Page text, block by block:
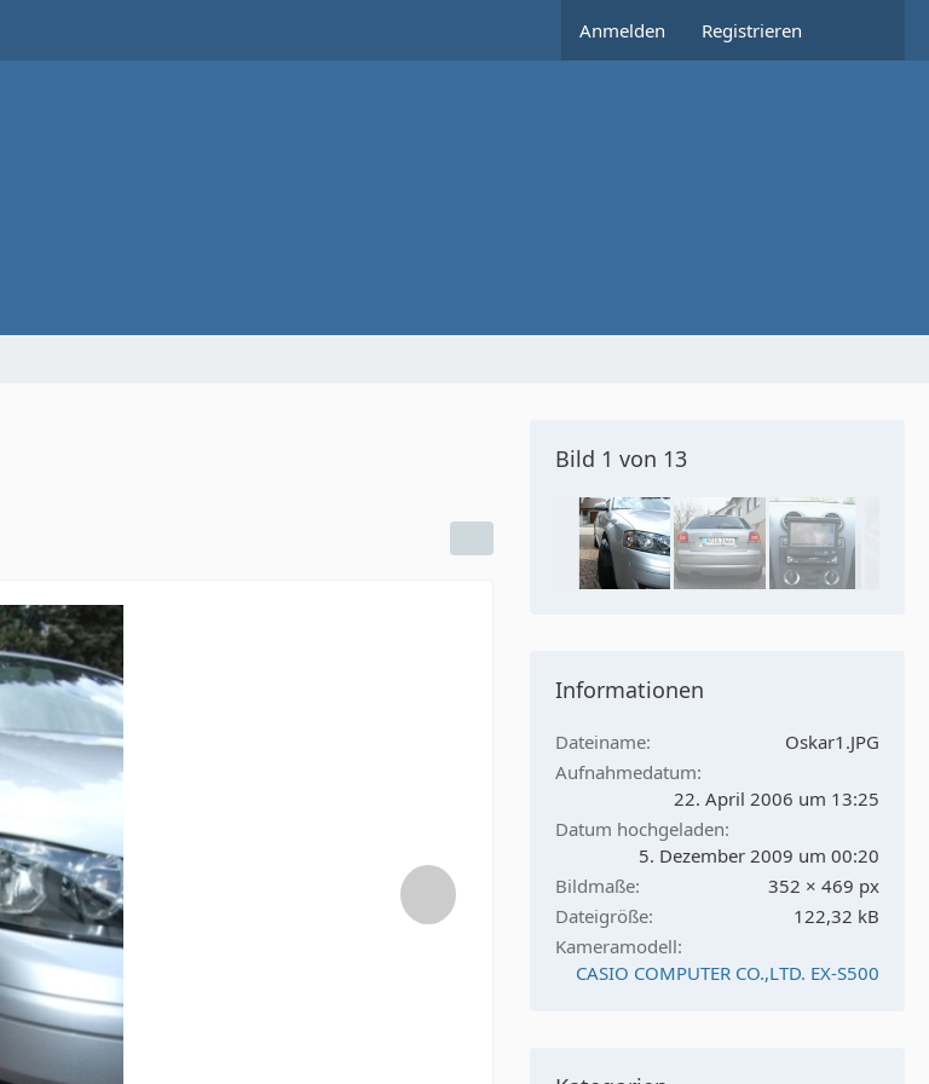
Anmelden Registrieren
Bild 1 von 13
Informationen
Dateiname
Oskar1.JPG
Aufnahmedatum
22. April 2006 um 13:25
Datum hochgeladen
5. Dezember 2009 um 00:20
Bildmaße
352 × 469 px
Dateigröße
122,32 kB
Kameramodell
CASIO COMPUTER CO.,LTD. EX-S500